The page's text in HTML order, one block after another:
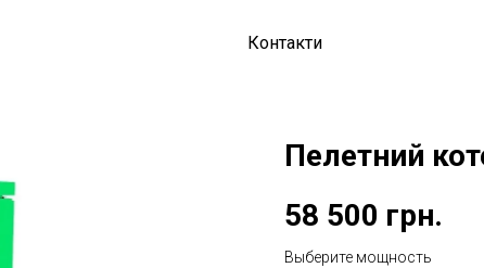
Контакти
Пелетний
58 500 грн.
Выберите мощность